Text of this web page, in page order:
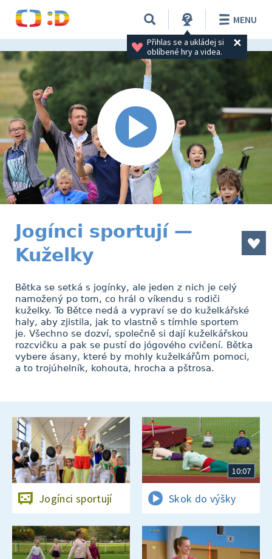
Přihlas se a ukládej si
oblíbené hry a videa.
MENU
Jogínci sportují —
Kuželky
Bětka se setká s jogínky, ale jeden z nich je celý
namožený po tom, co hrál o víkendu s rodiči
kuželky. To Bětce nedá a vypraví se do kuželkářské
haly, aby zjistila, jak to vlastně s tímhle sportem
je. Všechno se dozví, společně si dají kuželkářskou
rozcvičku a pak se pustí do jógového cvičení. Bětka
vybere ásany, které by mohly kuželkářům pomoci,
a to trojúhelník, kohouta, hrocha a pštrosa.
Jogínci sportují
10:07
Skok do výšky